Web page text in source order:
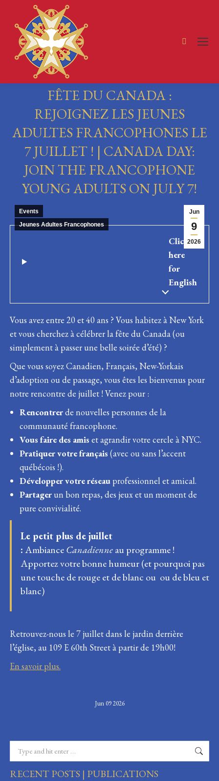
Search:
FÊTE DU CANADA :
REJOIGNEZ LES JEUNES
ADULTES FRANCOPHONES LE
7 JUILLET ! | CANADA DAY:
JOIN THE FRANCOPHONE
YOUNG ADULTS ON JULY 7!
Jun
9
2026
Events
Jeunes Adultes Francophones
Click
here
for
English
Vous avez entre 20 et 40 ans ? Vous habitez à New York
et vous cherchez à célébrer la fête du Canada (ou
simplement à passer une belle soirée d’été) ?
Que vous soyez Canadien, Français, New-Yorkais
d’adoption ou de passage, vous êtes les bienvenus pour
notre rencontre de juillet ! Venez pour :
Rencontrerde nouvelles personnes de la
communauté francophone.
Vous faire des amis et agrandir votre cercle à NYC.
Pratiquer votre français (avec ou sans l’accent
québécois !).
Développer votre réseauprofessionnel et amical.
Partagerun bon repas, des jeux et un moment de
pure convivialité.
Le petit plus de juillet
:AmbianceCanadienneau programme !
Apportez votre bonne humeur (et pourquoi pas
une touche de rouge et de blanc ou ou de bleu et
blanc)
Retrouvez-nous le 7 juillet dans le jardin derrière
l’église, au 109 E 60th Street à partir de 19h00!
En savoir plus.
Jun 09 2026
RECENT POSTS | PUBLICATIONS